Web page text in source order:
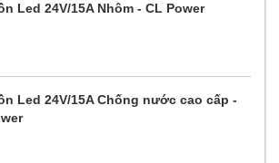
Led 24V/15A Nhôm - CL Power
Led 24V/15A Chống nước cao cấp -